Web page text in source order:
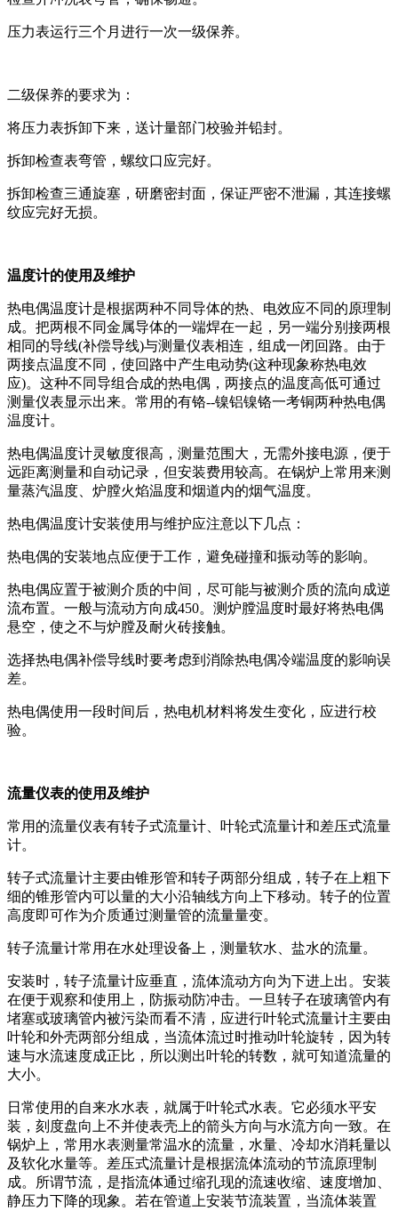
压力表运行三个月进行一次一级保养。
二级保养的要求为：
将压力表拆卸下来，送计量部门校验并铅封。
拆卸检查表弯管，螺纹口应完好。
拆卸检查三通旋塞，研磨密封面，保证严密不泄漏，其连接螺
纹应完好无损。
温度计的使用及维护
热电偶温度计是根据两种不同导体的热、电效应不同的原理制
成。把两根不同金属导体的一端焊在一起，另一端分别接两根
相同的导线(补偿导线)与测量仪表相连，组成一闭回路。由于
两接点温度不同，使回路中产生电动势(这种现象称热电效
应)。这种不同导组合成的热电偶，两接点的温度高低可通过
测量仪表显示出来。常用的有铬--镍铝镍铬一考铜两种热电偶
温度计。
热电偶温度计灵敏度很高，测量范围大，无需外接电源，便于
远距离测量和自动记录，但安装费用较高。在锅炉上常用来测
量蒸汽温度、炉膛火焰温度和烟道内的烟气温度。
热电偶温度计安装使用与维护应注意以下几点：
热电偶的安装地点应便于工作，避免碰撞和振动等的影响。
热电偶应置于被测介质的中间，尽可能与被测介质的流向成逆
流布置。一般与流动方向成450。测炉膛温度时最好将热电偶
悬空，使之不与炉膛及耐火砖接触。
选择热电偶补偿导线时要考虑到消除热电偶冷端温度的影响误
差。
热电偶使用一段时间后，热电机材料将发生变化，应进行校
验。
流量仪表的使用及维护
常用的流量仪表有转子式流量计、叶轮式流量计和差压式流量
计。
转子式流量计主要由锥形管和转子两部分组成，转子在上粗下
细的锥形管内可以量的大小沿轴线方向上下移动。转子的位置
高度即可作为介质通过测量管的流量量变。
转子流量计常用在水处理设备上，测量软水、盐水的流量。
安装时，转子流量计应垂直，流体流动方向为下进上出。安装
在便于观察和使用上，防振动防冲击。一旦转子在玻璃管内有
堵塞或玻璃管内被污染而看不清，应进行叶轮式流量计主要由
叶轮和外壳两部分组成，当流体流过时推动叶轮旋转，因为转
速与水流速度成正比，所以测出叶轮的转数，就可知道流量的
大小。
日常使用的自来水水表，就属于叶轮式水表。它必须水平安
装，刻度盘向上不并使表壳上的箭头方向与水流方向一致。在
锅炉上，常用水表测量常温水的流量，水量、冷却水消耗量以
及软化水量等。差压式流量计是根据流体流动的节流原理制
成。所谓节流，是指流体通过缩孔现的流速收缩、速度增加、
静压力下降的现象。若在管道上安装节流装置，当流体装置